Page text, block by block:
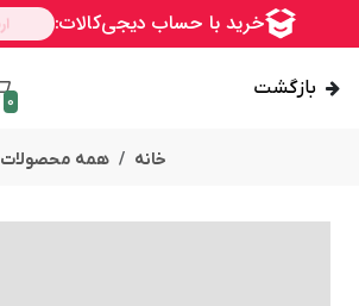
بازگشت
0
خانه همه محصولات